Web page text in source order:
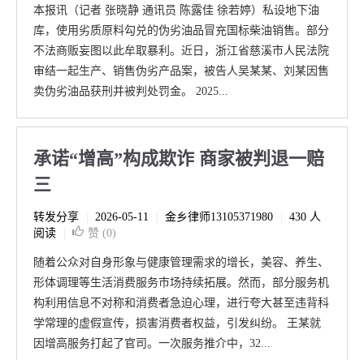
本报讯（记者 张晓静 通讯员 陈露佳 徐若婷）私设地下油
库，使用劣质原料勾兑的伪劣油品冒充国标柴油销售。部分
不法商贩妄图以此牟取暴利。近日，浙江省慈溪市人民法院
审结一起生产、销售伪劣产品案，被告人吴某某、刘某因售
卖伪劣油品获刑并被判处罚金。 2025...
承诺“增高”构成欺诈 商家被判退一赔
三
转发分享 2026-05-11 金乡律师13105371980
430 人
阅读
赞 (0)
随着公众对自身形象与健康管理需求的增长，美容、养生、
形体调理等生活消费服务市场持续拓展。然而，部分服务机
构利用信息不对称和消费者急迫心理，进行夸大甚至违背科
学常理的虚假宣传，损害消费者权益，引发纠纷。 王某就
因增高服务打起了官司。一次服务推介中，32...